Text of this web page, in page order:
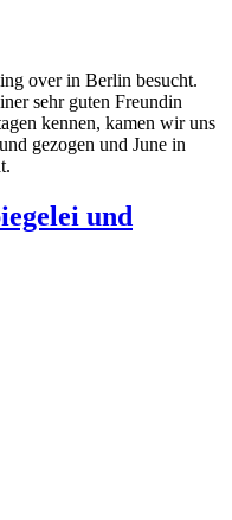
over in Berlin besucht.
sehr guten Freundin
kennen, kamen wir uns
gezogen und June in
und